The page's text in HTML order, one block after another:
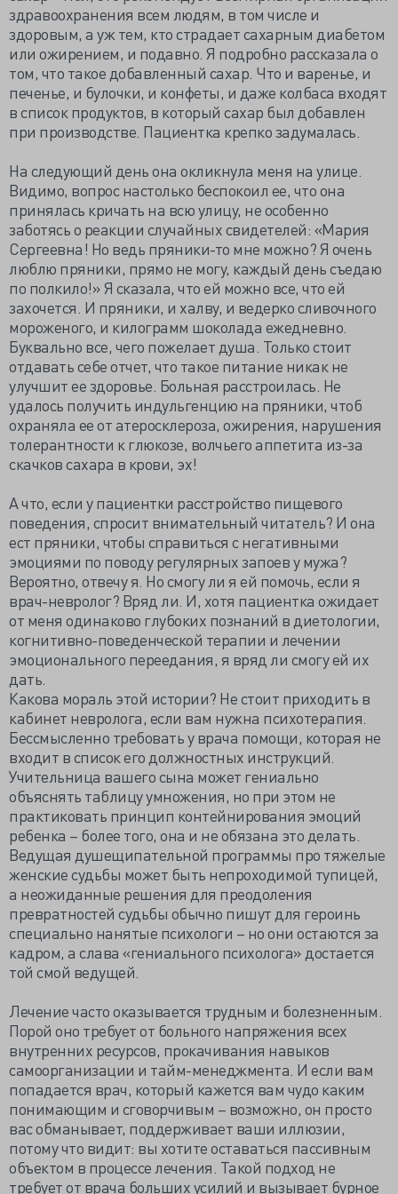
здравоохранения всем людям, в том числе и
здоровым, а уж тем, кто страдает сахарным диабетом
или ожирением, и подавно. Я подробно рассказала о
том, что такое добавленный сахар. Что и варенье, и
печенье, и булочки, и конфеты, и даже колбаса входят
в список продуктов, в который сахар был добавлен
при производстве. Пациентка крепко задумалась.
На следующий день она окликнула меня на улице.
Видимо, вопрос настолько беспокоил ее, что она
принялась кричать на всю улицу, не особенно
заботясь о реакции случайных свидетелей: «Мария
Сергеевна! Но ведь пряники-то мне можно? Я очень
люблю пряники, прямо не могу, каждый день съедаю
по полкило!» Я сказала, что ей можно все, что ей
захочется. И пряники, и халву, и ведерко сливочного
мороженого, и килограмм шоколада ежедневно.
Буквально все, чего пожелает душа. Только стоит
отдавать себе отчет, что такое питание никак не
улучшит ее здоровье. Больная расстроилась. Не
удалось получить индульгенцию на пряники, чтоб
охраняла ее от атеросклероза, ожирения, нарушения
толерантности к глюкозе, волчьего аппетита из-за
скачков сахара в крови, эх!
А что, если у пациентки расстройство пищевого
поведения, спросит внимательный читатель? И она
ест пряники, чтобы справиться с негативными
эмоциями по поводу регулярных запоев у мужа?
Вероятно, отвечу я. Но смогу ли я ей помочь, если я
врач-невролог? Вряд ли. И, хотя пациентка ожидает
от меня одинаково глубоких познаний в диетологии,
когнитивно-поведенческой терапии и лечении
эмоционального переедания, я вряд ли смогу ей их
дать.
Какова мораль этой истории? Не стоит приходить в
кабинет невролога, если вам нужна психотерапия.
Бессмысленно требовать у врача помощи, которая не
входит в список его должностных инструкций.
Учительница вашего сына может гениально
объяснять таблицу умножения, но при этом не
практиковать принцип контейнирования эмоций
ребенка – более того, она и не обязана это делать.
Ведущая душещипательной программы про тяжелые
женские судьбы может быть непроходимой тупицей,
а неожиданные решения для преодоления
превратностей судьбы обычно пишут для героинь
специально нанятые психологи – но они остаются за
кадром, а слава «гениального психолога» достается
той смой ведущей.
Лечение часто оказывается трудным и болезненным.
Порой оно требует от больного напряжения всех
внутренних ресурсов, прокачивания навыков
самоорганизации и тайм-менеджмента. И если вам
попадается врач, который кажется вам чудо каким
понимающим и сговорчивым – возможно, он просто
вас обманывает, поддерживает ваши иллюзии,
потому что видит: вы хотите оставаться пассивным
объектом в процессе лечения. Такой подход не
требует от врача больших усилий и вызывает бурное